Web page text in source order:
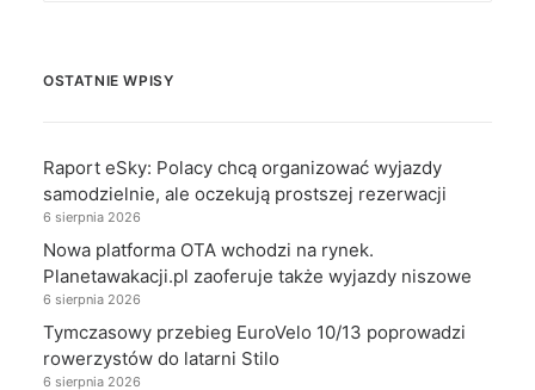
OSTATNIE WPISY
Raport eSky: Polacy chcą organizować wyjazdy
samodzielnie, ale oczekują prostszej rezerwacji
6 sierpnia 2026
Nowa platforma OTA wchodzi na rynek.
Planetawakacji.pl zaoferuje także wyjazdy niszowe
6 sierpnia 2026
Tymczasowy przebieg EuroVelo 10/13 poprowadzi
rowerzystów do latarni Stilo
6 sierpnia 2026